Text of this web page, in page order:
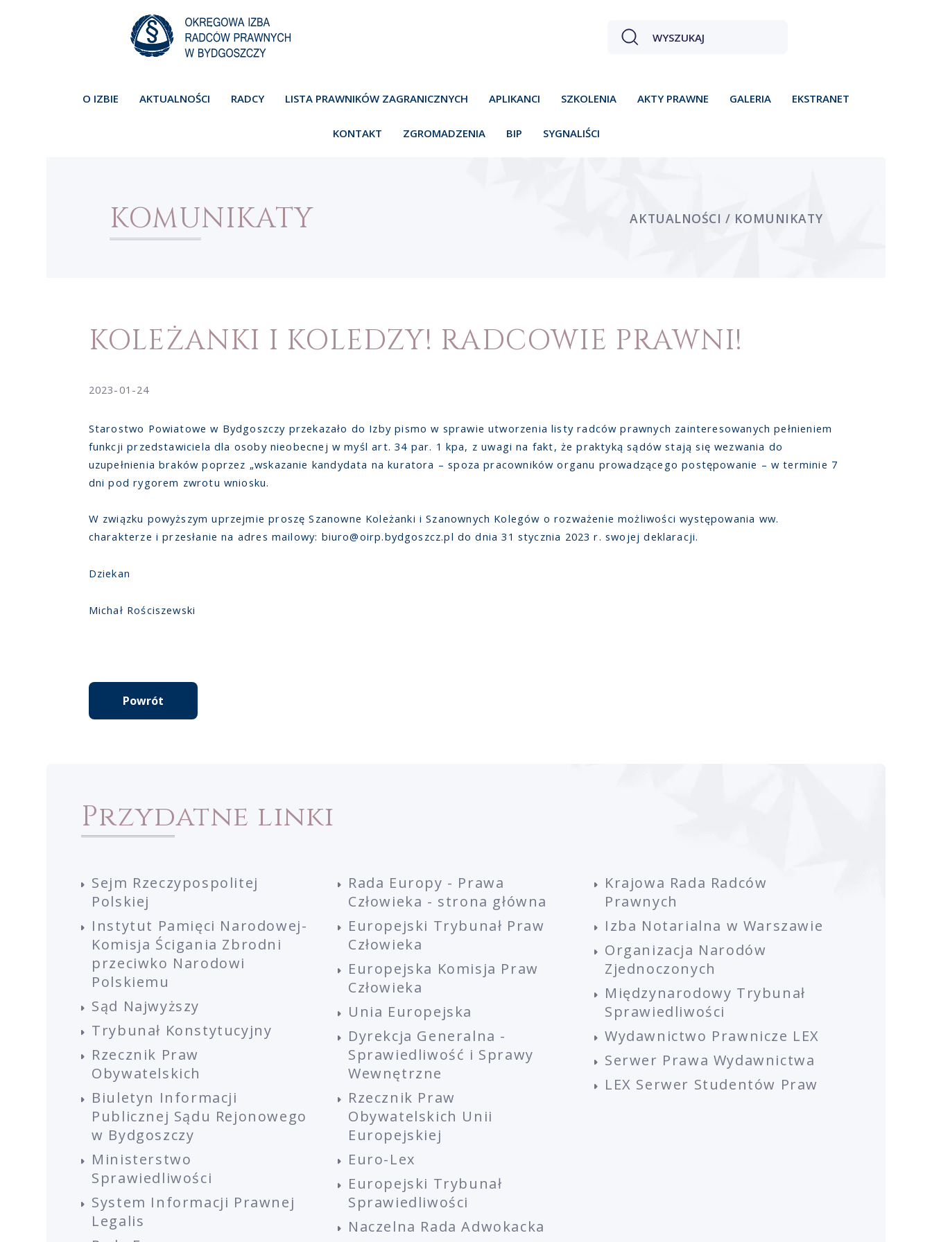
O IZBIE AKTUALNOŚCI RADCY LISTA PRAWNIKÓW ZAGRANICZNYCH APLIKANCI SZKOLENIA AKTY PRAWNE GALERIA EKSTRANET
KONTAKT ZGROMADZENIA BIP SYGNALIŚCI
KOMUNIKATY AKTUALNOŚCI / KOMUNIKATY
KOLEŻANKI I KOLEDZY! RADCOWIE PRAWNI!
2023-01-24
Starostwo Powiatowe w Bydgoszczy przekazało do Izby pismo w sprawie utworzenia listy radców prawnych zainteresowanych pełnieniem
funkcji przedstawiciela dla osoby nieobecnej w myśl art. 34 par. 1 kpa, z uwagi na fakt, że praktyką sądów stają się wezwania do
uzupełnienia braków poprzez „wskazanie kandydata na kuratora – spoza pracowników organu prowadzącego postępowanie – w terminie 7
dni pod rygorem zwrotu wniosku.
W związku powyższym uprzejmie proszę Szanowne Koleżanki i Szanownych Kolegów o rozważenie możliwości występowania ww.
charakterze i przesłanie na adres mailowy: biuro@oirp.bydgoszcz.pl do dnia 31 stycznia 2023 r. swojej deklaracji.
Dziekan
Michał Rościszewski
Powrót
Przydatne linki
Sejm Rzeczypospolitej
Polskiej
Instytut Pamięci Narodowej-
Komisja Ścigania Zbrodni
przeciwko Narodowi
Polskiemu
Sąd Najwyższy
Trybunał Konstytucyjny
Rzecznik Praw
Obywatelskich
Biuletyn Informacji
Publicznej Sądu Rejonowego
w Bydgoszczy
Ministerstwo
Sprawiedliwości
System Informacji Prawnej
Legalis
Rada Europy - Prawa
Człowieka - strona główna
Europejski Trybunał Praw
Człowieka
Europejska Komisja Praw
Człowieka
Unia Europejska
Dyrekcja Generalna -
Sprawiedliwość i Sprawy
Wewnętrzne
Rzecznik Praw
Obywatelskich Unii
Europejskiej
Euro-Lex
Europejski Trybunał
Sprawiedliwości
Naczelna Rada Adwokacka
Krajowa Rada Radców
Prawnych
Izba Notarialna w Warszawie
Organizacja Narodów
Zjednoczonych
Międzynarodowy Trybunał
Sprawiedliwości
Wydawnictwo Prawnicze LEX
Serwer Prawa Wydawnictwa
LEX Serwer Studentów Praw